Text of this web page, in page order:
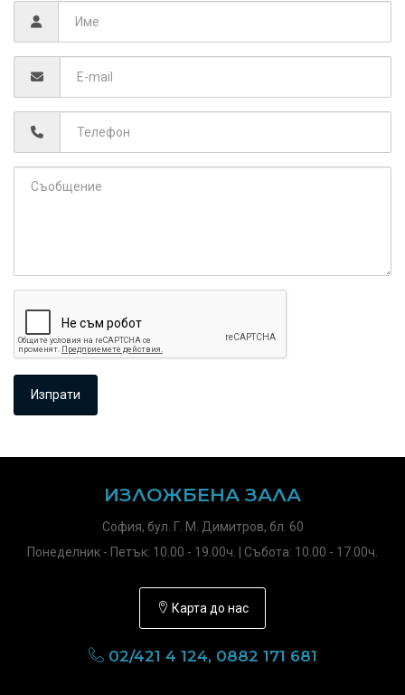
ИЗЛОЖБЕНА ЗАЛА
София, бул. Г. М. Димитров, бл. 60
Понеделник - Петък: 10.00 - 19.00ч. | Събота: 10.00 - 17.00ч.
Карта до нас
02/421 4 124, 0882 171 681